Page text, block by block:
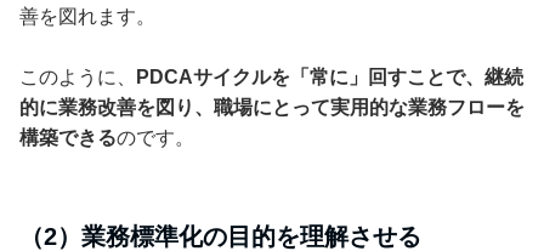
善を図れます。
このように、
PDCAサイクルを「常に」回すことで、継続
的に業務改善を図り、職場にとって実用的な業務フローを
構築できるのです。
（2）業務標準化の目的を理解させる